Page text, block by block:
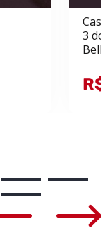
Casa
3